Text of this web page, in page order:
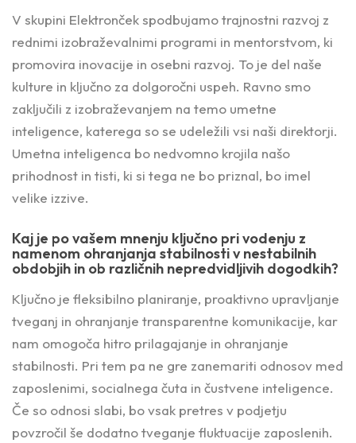
V skupini Elektronček spodbujamo trajnostni razvoj z
rednimi izobraževalnimi programi in mentorstvom, ki
promovira inovacije in osebni razvoj. To je del naše
kulture in ključno za dolgoročni uspeh. Ravno smo
zaključili z izobraževanjem na temo umetne
inteligence, katerega so se udeležili vsi naši direktorji.
Umetna inteligenca bo nedvomno krojila našo
prihodnost in tisti, ki si tega ne bo priznal, bo imel
velike izzive.
Kaj je po vašem mnenju ključno pri vodenju z
namenom ohranjanja stabilnosti v nestabilnih
obdobjih in ob različnih nepredvidljivih dogodkih?
Ključno je fleksibilno planiranje, proaktivno upravljanje
tveganj in ohranjanje transparentne komunikacije, kar
nam omogoča hitro prilagajanje in ohranjanje
stabilnosti. Pri tem pa ne gre zanemariti odnosov med
zaposlenimi, socialnega čuta in čustvene inteligence.
Če so odnosi slabi, bo vsak pretres v podjetju
povzročil še dodatno tveganje fluktuacije zaposlenih.